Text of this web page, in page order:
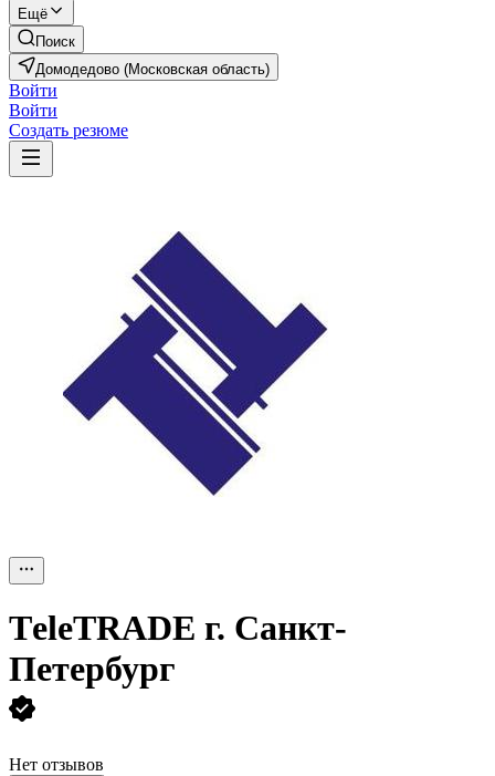
Ещё
Поиск
Домодедово (Московская область)
Войти
Войти
Создать резюме
ТeleТRADE г. Санкт-
Петербург
Нет отзывов